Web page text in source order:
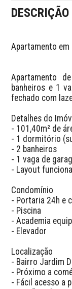
DESCRIÇÃO
Apartamento
Apartamento
banheiros e 1
fechado com
Detalhes do
- 101,40m² de
- 1 dormitório
- 2 banheiros
- 1 vaga de
- Layout
Condomínio
- Portaria 24h e
- Piscina
- Academia
- Elevador
Localização
- Bairro Jardim
- Próximo a
- Fácil acesso a